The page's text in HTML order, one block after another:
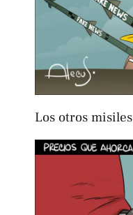
Los otros misiles